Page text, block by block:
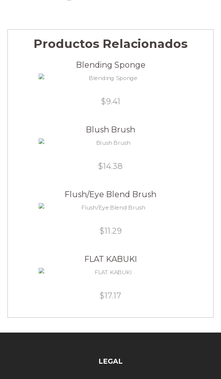
Productos Relacionados
Blending Sponge
$9.41
Blush Brush
$14.38
Flush/Eye Blend Brush
$11.29
FLAT KABUKI
$17.17
LEGAL